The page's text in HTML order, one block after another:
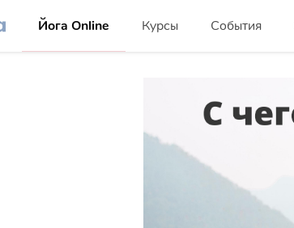
Йога Online Курсы События